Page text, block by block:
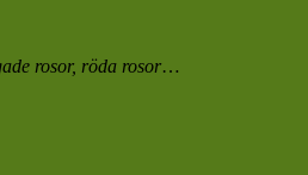
rosor, röda rosor…